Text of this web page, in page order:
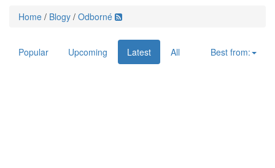
Home / Blogy / Odborné
Popular Upcoming Latest All Best from: